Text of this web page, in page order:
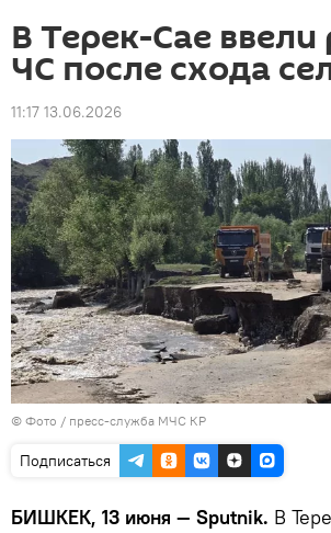
В Терек-Сае
ЧС после схода
11:17 13.06.2026
© Фото / пресс-служба МЧС КР
Подписаться
БИШКЕК, 13 июня — Sputnik. В